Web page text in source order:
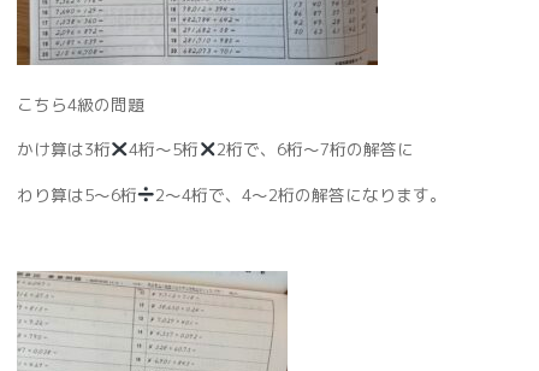
こちら4級の問題
かけ算は3桁
4桁〜5桁
2桁で、6桁〜7桁の解答に
わり算は5〜6桁
2〜4桁で、4〜2桁の解答になります。